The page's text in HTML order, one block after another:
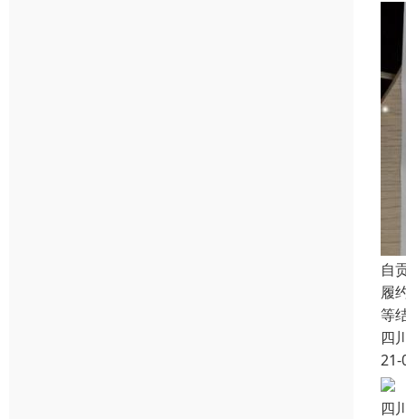
自
履
等
四
21-
四